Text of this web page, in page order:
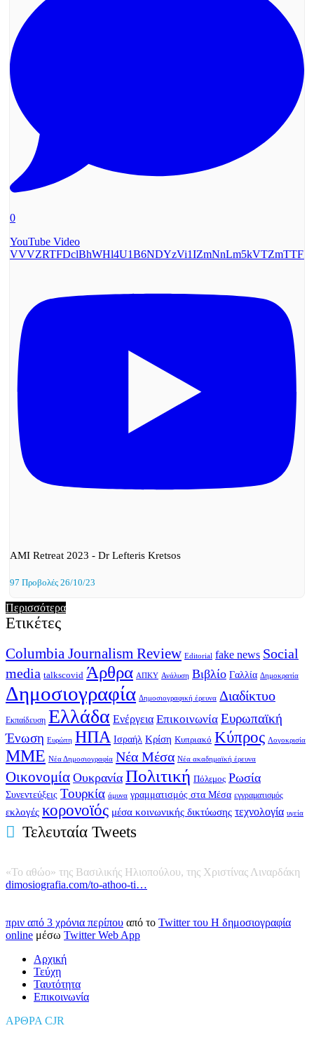
0
YouTube Video
AMI Retreat 2023 - Dr Lefteris Kretsos
97 Προβολές 26/10/23
Περισσότερα
Ετικέτες
Columbia Journalism Review Editorial fake news Social
media talkscovid Άρθρα ΑΠΚΥ Ανάλυση Βιβλίο Γαλλία Δημοκρατία
Δημοσιογραφία Δημοσιογραφική έρευνα Διαδίκτυο
Εκπαίδευση Ελλάδα Ενέργεια Επικοινωνία Ευρωπαϊκή
Ένωση Ευρώπη ΗΠΑ Ισραήλ Κρίση Κυπριακό Κύπρος Λογοκρισία
ΜΜΕ Νέα Δημοσιογραφία Νέα Μέσα Νέα ακαδημαϊκή έρευνα
Οικονομία Ουκρανία Πολιτική Πόλεμος Ρωσία
Συνεντεύξεις Τουρκία άμυνα γραμματισμός στα Μέσα εγγραματισμός
εκλογές κορονοϊός μέσα κοινωνικής δικτύωσης τεχνολογία υγεία
Τελευταία Tweets
«Το αθώο» της Βασιλικής Ηλιοπούλου, της Χριστίνας Λιναρδάκη
dimosiografia.com/to-athoo-ti…
πριν από 3 χρόνια περίπου από το Twitter του Η δημοσιογραφία
online μέσω Twitter Web App
Αρχική
Τεύχη
Ταυτότητα
Επικοινωνία
ΑΡΘΡΑ CJR